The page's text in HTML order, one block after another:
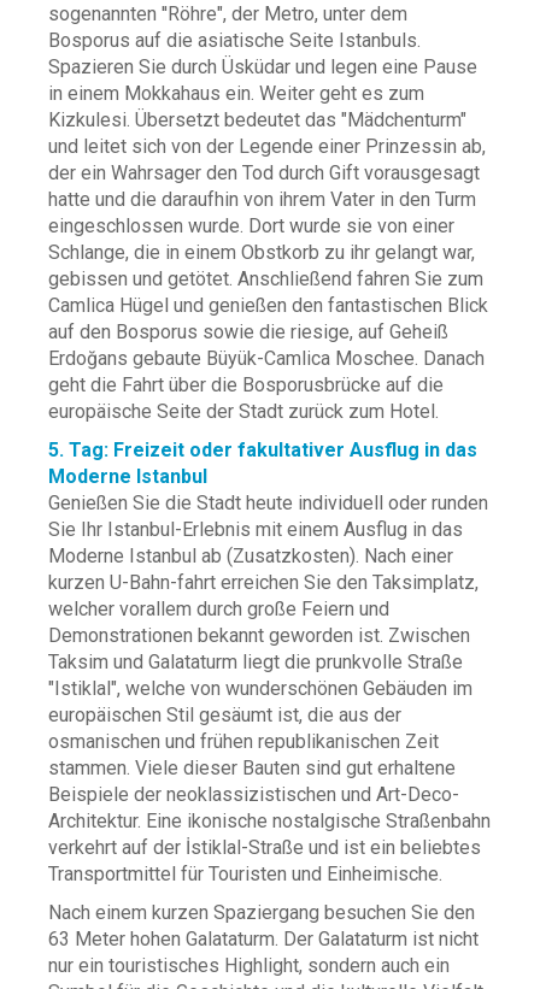
sogenannten ''Röhre", der Metro, unter dem
Bosporus auf die asiatische Seite Istanbuls.
Spazieren Sie durch Üsküdar und legen eine Pause
in einem Mokkahaus ein. Weiter geht es zum
Kizkulesi. Übersetzt bedeutet das "Mädchenturm"
und leitet sich von der Legende einer Prinzessin ab,
der ein Wahrsager den Tod durch Gift vorausgesagt
hatte und die daraufhin von ihrem Vater in den Turm
eingeschlossen wurde. Dort wurde sie von einer
Schlange, die in einem Obstkorb zu ihr gelangt war,
gebissen und getötet. Anschließend fahren Sie zum
Camlica Hügel und genießen den fantastischen Blick
auf den Bosporus sowie die riesige, auf Geheiß
Erdoğans gebaute Büyük-Camlica Moschee. Danach
geht die Fahrt über die Bosporusbrücke auf die
europäische Seite der Stadt zurück zum Hotel.
5. Tag: Freizeit oder fakultativer Ausflug in das
Moderne Istanbul
Genießen Sie die Stadt heute individuell oder runden
Sie Ihr Istanbul-Erlebnis mit einem Ausflug in das
Moderne Istanbul ab (Zusatzkosten). Nach einer
kurzen U-Bahn-fahrt erreichen Sie den Taksimplatz,
welcher vorallem durch große Feiern und
Demonstrationen bekannt geworden ist. Zwischen
Taksim und Galataturm liegt die prunkvolle Straße
"Istiklal", welche von wunderschönen Gebäuden im
europäischen Stil gesäumt ist, die aus der
osmanischen und frühen republikanischen Zeit
stammen. Viele dieser Bauten sind gut erhaltene
Beispiele der neoklassizistischen und Art-Deco-
Architektur. Eine ikonische nostalgische Straßenbahn
verkehrt auf der İstiklal-Straße und ist ein beliebtes
Transportmittel für Touristen und Einheimische.
Nach einem kurzen Spaziergang besuchen Sie den
63 Meter hohen Galataturm. Der Galataturm ist nicht
nur ein touristisches Highlight, sondern auch ein